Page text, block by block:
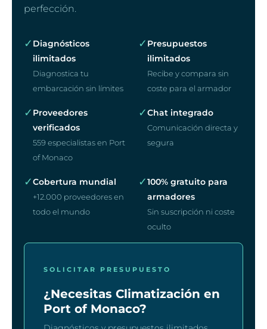
perfección.
✓ Diagnósticos
ilimitados
Diagnostica tu
embarcación sin límites
✓ Presupuestos
ilimitados
Recibe y compara sin
coste para el armador
✓ Proveedores
verificados
559 especialistas en Port
of Monaco
✓Chat integrado
Comunicación directa y
segura
✓Cobertura mundial
+12.000 proveedores en
todo el mundo
✓100% gratuito para
armadores
Sin suscripción ni coste
oculto
SOLICITAR PRESUPUESTO
¿Necesitas Climatización en
Port of Monaco?